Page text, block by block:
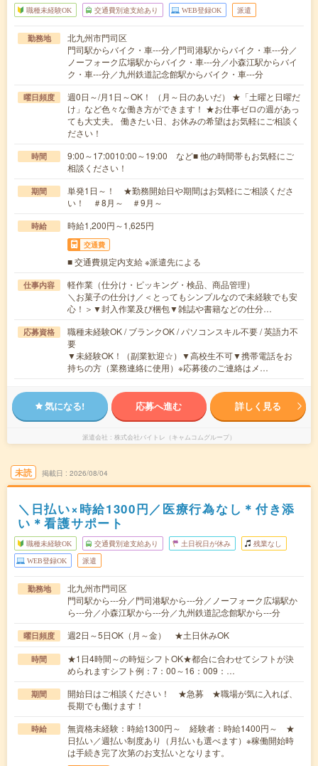
職種未経験OK 交通費別途支給あり WEB登録OK 派遣
勤務地
北九州市門司区
門司駅からバイク・車---分／門司港駅からバイク・車---分／
ノーフォーク広場駅からバイク・車---分／小森江駅からバイ
ク・車---分／九州鉄道記念館駅からバイク・車---分
曜日頻度
週0日～/月1日～OK！ （月～日のあいだ） ★「土曜と日曜だ
け」など色々な働き方ができます！ ★お仕事ゼロの週があっ
ても大丈夫。 働きたい日、お休みの希望はお気軽にご相談く
ださい！
時間
9:00～17:0010:00～19:00 など■ 他の時間帯もお気軽にご
相談ください！
期間
単発1日～！ ★勤務開始日や期間はお気軽にご相談くださ
い！ ＃8月～ ＃9月～
時給 時給1,200円～1,625円
交通費
■ 交通費規定内支給 ※派遣先による
仕事内容
軽作業（仕分け・ピッキング・検品、商品管理）
＼お菓子の仕分け／＜とってもシンプルなので未経験でも安
心！＞▼封入作業及び梱包▼雑誌や書籍などの仕分…
応募資格
職種未経験OK / ブランクOK / パソコンスキル不要 / 英語力不
要
▼未経験OK！（副業歓迎☆）▼高校生不可▼携帯電話をお
持ちの方（業務連絡に使用）※応募後のご連絡はメ…
気になる! 応募へ進む 詳しく見る
派遣会社 株式会社バイトレ（キャムコムグループ）
未読 掲載日 2026/08/04
＼日払い×時給1300円／医療行為なし＊付き添
い＊看護サポート
職種未経験OK 交通費別途支給あり 土日祝日が休み 残業なし
WEB登録OK 派遣
勤務地
北九州市門司区
門司駅から---分／門司港駅から---分／ノーフォーク広場駅か
ら---分／小森江駅から---分／九州鉄道記念館駅から---分
曜日頻度 週2日～5日OK（月～金） ★土日休みOK
時間
★1日4時間～の時短シフトOK★都合に合わせてシフトが決
められますシフト例：7：00～16：009：…
期間
開始日はご相談ください！ ★急募 ★職場が気に入れば、
長期でも働けます！
時給
無資格未経験：時給1300円～ 経験者：時給1400円～ ★
日払い／週払い制度あり（月払いも選べます）※稼働開始時
は手続き完了次第のお支払いとなります。